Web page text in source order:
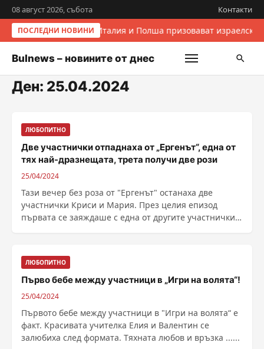
08 август 2026, събота Контакти
ПОСЛЕДНИ НОВИНИ Италия и Полша призовават
Bulnews – новините от днес
Ден: 25.04.2024
ЛЮБОПИТНО
Две участнички отпаднаха от „Ергенът“, една от
тях най-дразнещата, трета получи две рози
25/04/2024
Тази вечер без роза от "Ергенът" останаха две
участнички Криси и Мария. През целия епизод
първата се заяждаше с една от другите участнички
ЛЮБОПИТНО
Първо бебе между участници в „Игри на волята“!
25/04/2024
Първото бебе между участници в "Игри на волята“ е
факт. Красивата учителка Елия и Валентин се
залюбиха след формата. Тяхната любов и връзка ......